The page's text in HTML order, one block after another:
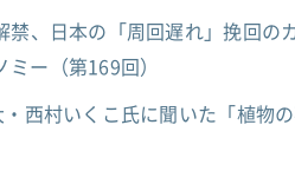
禁、日本の「周回遅れ」挽回の
ー（第169回）
・西村いくこ氏に聞いた「植物